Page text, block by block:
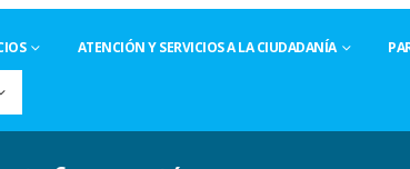
ATENCIÓN Y SERVICIOS A LA CIUDADANÍA